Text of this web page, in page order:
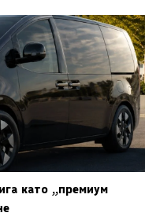
като „премиум